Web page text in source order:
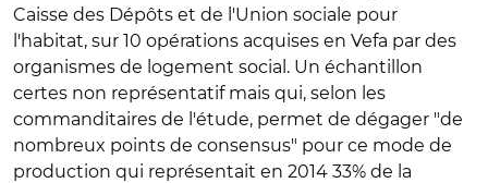
Caisse des Dépôts et de l'Union sociale pour
l'habitat, sur 10 opérations acquises en Vefa par des
organismes de logement social. Un échantillon
certes non représentatif mais qui, selon les
commanditaires de l'étude, permet de dégager "de
nombreux points de consensus" pour ce mode de
production qui représentait en 2014 33% de la